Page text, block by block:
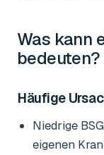
Was kann
bedeuten?
Häufige
Niedrige
eigenen